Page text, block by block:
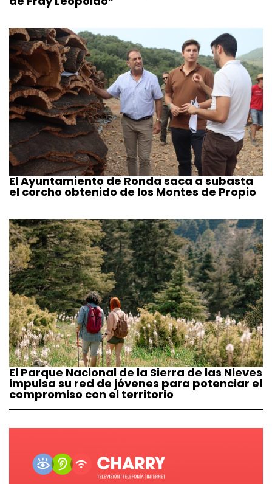
El Ayuntamiento de Ronda saca a subasta
el corcho obtenido de los Montes de Propio
El Parque Nacional de la Sierra de las Nieves
impulsa su red de jóvenes para potenciar el
compromiso con el territorio